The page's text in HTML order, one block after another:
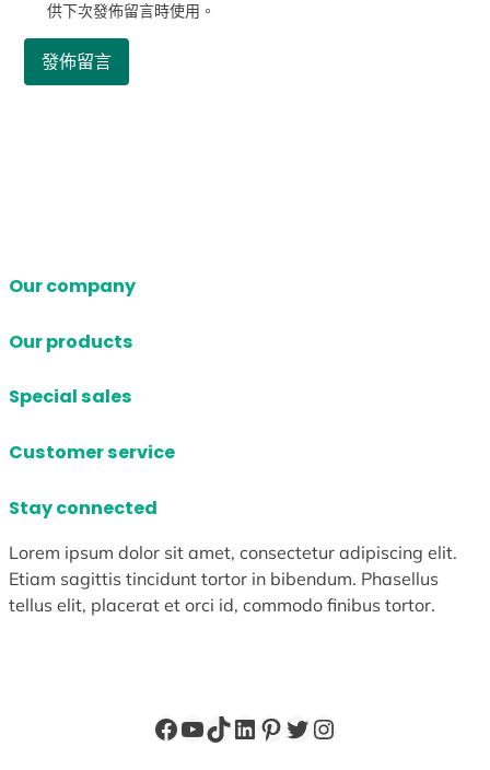
供下次發佈留言時使用。
Our company
Our products
Special sales
Customer service
Stay connected
Lorem ipsum dolor sit amet, consectetur adipiscing elit.
Etiam sagittis tincidunt tortor in bibendum. Phasellus
tellus elit, placerat et orci id, commodo finibus tortor.
Facebook
YouTube
TikTok
LinkedIn
Pinterest
X Instagram